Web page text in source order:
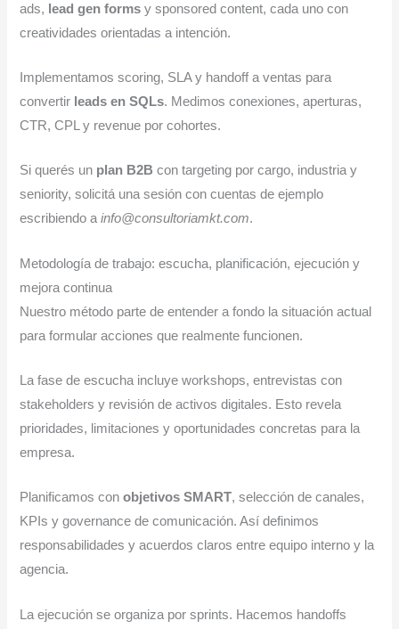
ads, lead gen forms y sponsored content, cada uno con
creatividades orientadas a intención.
Implementamos scoring, SLA y handoff a ventas para
convertir leads en SQLs. Medimos conexiones, aperturas,
CTR, CPL y revenue por cohortes.
Si querés un plan B2B con targeting por cargo, industria y
seniority, solicitá una sesión con cuentas de ejemplo
escribiendo ainfo@consultoriamkt.com.
Metodología de trabajo: escucha, planificación, ejecución y
mejora continua
Nuestro método parte de entender a fondo la situación actual
para formular acciones que realmente funcionen.
La fase de escucha incluye workshops, entrevistas con
stakeholders y revisión de activos digitales. Esto revela
prioridades, limitaciones y oportunidades concretas para la
empresa.
Planificamos conobjetivos SMART, selección de canales,
KPIs y governance de comunicación. Así definimos
responsabilidades y acuerdos claros entre equipo interno y la
agencia.
La ejecución se organiza por sprints. Hacemos handoffs